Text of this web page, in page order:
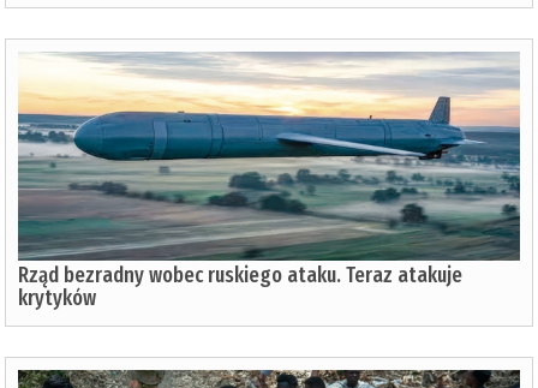
Rząd bezradny wobec ruskiego ataku. Teraz atakuje
krytyków